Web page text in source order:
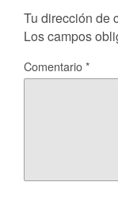
Tu dirección de
Los campos
Comentario*